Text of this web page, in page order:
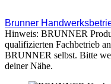
Brunner
Hinweis: BRUNNER
qualifizierten Fachbetrieb
BRUNNER selbst. Bitte
deiner Nähe.